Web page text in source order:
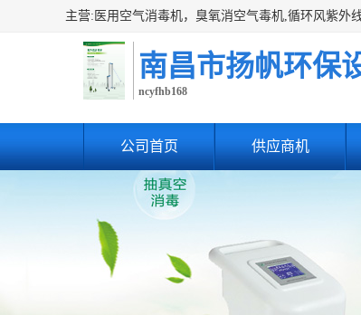
南昌市扬帆环保
ncyfhb168
公司首页 供应商机